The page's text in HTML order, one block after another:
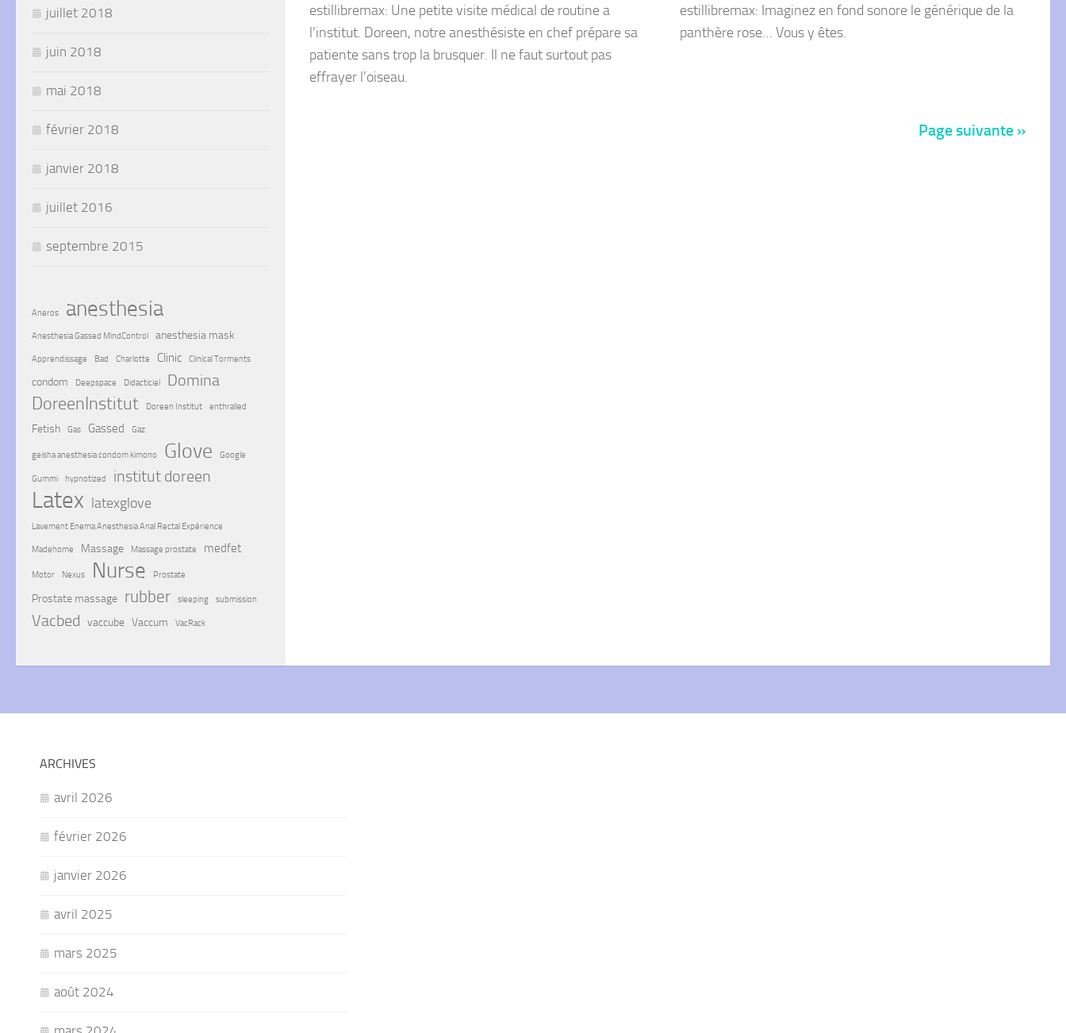
estillibremax: Une petite visite médical de routine a
l’institut. Doreen, notre anesthésiste en chef prépare sa
patiente sans trop la brusquer. Il ne faut surtout pas
effrayer l’oiseau.
estillibremax: Imaginez en fond sonore le générique de la
panthère rose… Vous y êtes.
Page suivante »
juillet 2018
juin 2018
mai 2018
février 2018
janvier 2018
juillet 2016
septembre 2015
Aneros anesthesia
Anesthesia Gassed MindControl anesthesia mask
Apprendissage Bad Charlotte Clinic Clinical Torments
condom Deepspace Didacticiel Domina
DoreenInstitut Doreen Institut enthralled
Fetish Gas Gassed Gaz
geisha anesthesia condom kimono Glove Google
Gummi hypnotized institut doreen
Latex latexglove
Lavement Enema Anesthesia Anal Rectal Expérience
Madehome Massage Massage prostate medfet
Motor Nexus Nurse Prostate
Prostate massage rubber sleeping submission
Vacbed vaccube Vaccum VacRack
ARCHIVES
avril 2026
février 2026
janvier 2026
avril 2025
mars 2025
août 2024